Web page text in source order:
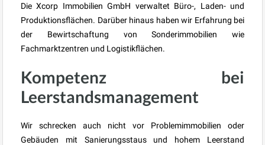
Die Xcorp Immobilien GmbH verwaltet Büro-, Laden- und
Produktionsflächen. Darüber hinaus haben wir Erfahrung bei
der Bewirtschaftung von Sonderimmobilien wie
Fachmarktzentren und Logistikflächen.
Kompetenz bei
Leerstandsmanagement
Wir schrecken auch nicht vor Problemimmobilien oder
Gebäuden mit Sanierungsstaus und hohem Leerstand